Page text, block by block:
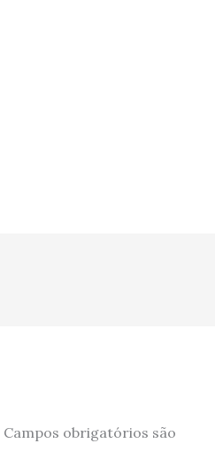
Campos obrigatórios são